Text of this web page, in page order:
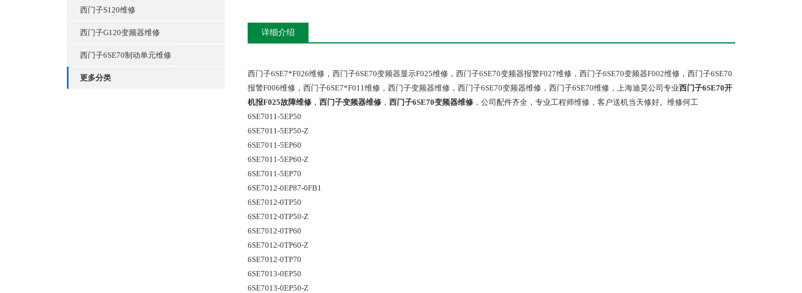
西门子S120维修
西门子G120变频器维修
西门子6SE70制动单元维修
更多分类
详细介绍
西门子6SE7*F026维修，西门子6SE70变频器显示F025维修，西门子6SE70变频器报警F027维修，西门子6SE70变频器F002维修，西门子6SE70
报警F006维修，西门子6SE7*F011维修，西门子变频器维修，西门子6SE70变频器维修，西门子6SE70维修，上海迪昊公司专业西门子6SE70开
机报F025故障维修 ， 西门子变频器维修 ， 西门子6SE70变频器维修 ，公司配件齐全，专业工程师维修，客户送机当天修好。维修何工
6SE7011-5EP50
6SE7011-5EP50-Z
6SE7011-5EP60
6SE7011-5EP60-Z
6SE7011-5EP70
6SE7012-0EP87-0FB1
6SE7012-0TP50
6SE7012-0TP50-Z
6SE7012-0TP60
6SE7012-0TP60-Z
6SE7012-0TP70
6SE7013-0EP50
6SE7013-0EP50-Z